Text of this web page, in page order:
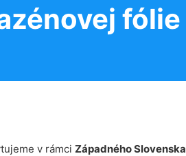
fólie
v rámci Západného Slovenska